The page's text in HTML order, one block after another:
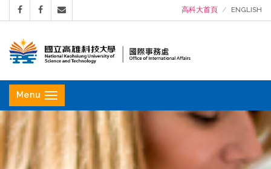
高科大首頁 ENGLISH
立
高
雄
科
技
Menu